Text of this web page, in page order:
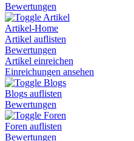
Bewertungen
Artikel
Artikel-Home
Artikel auflisten
Bewertungen
Artikel einreichen
Einreichungen ansehen
Blogs
Blogs auflisten
Bewertungen
Foren
Foren auflisten
Bewertungen